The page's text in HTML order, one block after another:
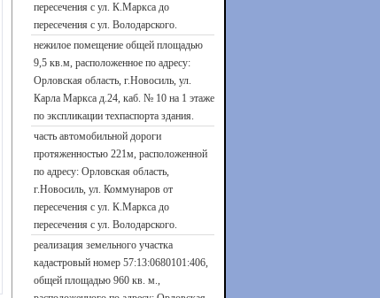
пересечения с ул. К.Маркса до
пересечения с ул. Володарского.
нежилое помещение общей площадью
9,5 кв.м, расположенное по адресу:
Орловская область, г.Новосиль, ул.
Карла Маркса д.24, каб. № 10 на 1 этаже
по экспликации техпаспорта здания.
часть автомобильной дороги
протяженностью 221м, расположенной
по адресу: Орловская область,
г.Новосиль, ул. Коммунаров от
пересечения с ул. К.Маркса до
пересечения с ул. Володарского.
реализация земельного участка
кадастровый номер 57:13:0680101:406,
общей площадью 960 кв. м.,